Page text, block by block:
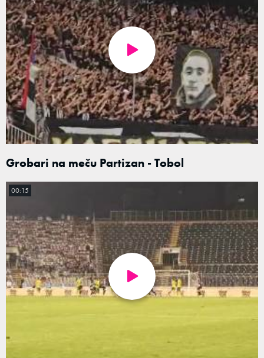
Grobari na meču Partizan - Tobol
00:15